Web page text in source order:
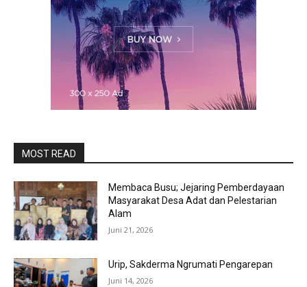
MOST READ
Membaca Busu; Jejaring Pemberdayaan
Masyarakat Desa Adat dan Pelestarian
Alam
Juni 21, 2026
Urip, Sakderma Ngrumati Pengarepan
Juni 14, 2026